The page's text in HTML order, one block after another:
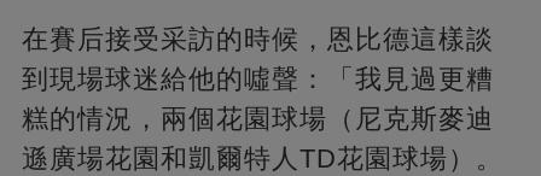
在賽后接受采訪的時候，恩比德這樣談
到現場球迷給他的噓聲：「我見過更糟
糕的情況，兩個花園球場（尼克斯麥迪
遜廣場花園和凱爾特人TD花園球場）。